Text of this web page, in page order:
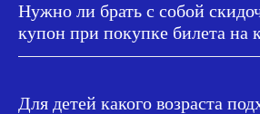
Нужно ли брать с собой
купон при покупке билета на
Для детей какого возраста